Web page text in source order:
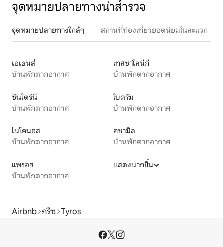
จุดหมายปลายทางน่าสำรวจ
จุดหมายปลายทางใกล้ๆ สถานที่ท่องเที่ยวยอดนิยมในละแวก
เอเธนส์
บ้านพักตากอากาศ
เทสซาโลนีกี
บ้านพักตากอากาศ
ซันโตรินี
บ้านพักตากอากาศ
โบดรัม
บ้านพักตากอากาศ
ไมโคนอส
บ้านพักตากอากาศ
คซามิล
บ้านพักตากอากาศ
แพรอส
บ้านพักตากอากาศ
แสดงมากขึ้น
Airbnb กรีซ Tyros